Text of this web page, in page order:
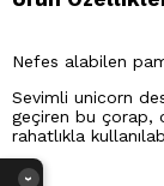
Nefes alabilen
Sevimli unicorn
geçiren bu çorap,
rahatlıkla
›